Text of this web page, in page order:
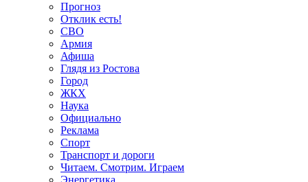
Прогноз
Отклик есть!
СВО
Армия
Афиша
Глядя из Ростова
Город
ЖКХ
Наука
Официально
Реклама
Спорт
Транспорт и дороги
Читаем. Смотрим. Играем
Энергетика